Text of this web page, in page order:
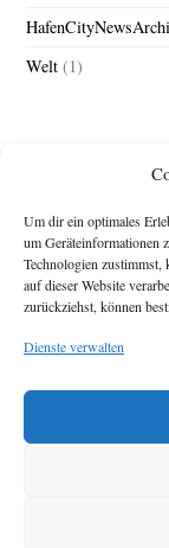
Um dir ein optimales
um Geräteinformationen
Technologien
auf dieser Website
zurückziehst, können
Dienste verwalten
Welt (1)